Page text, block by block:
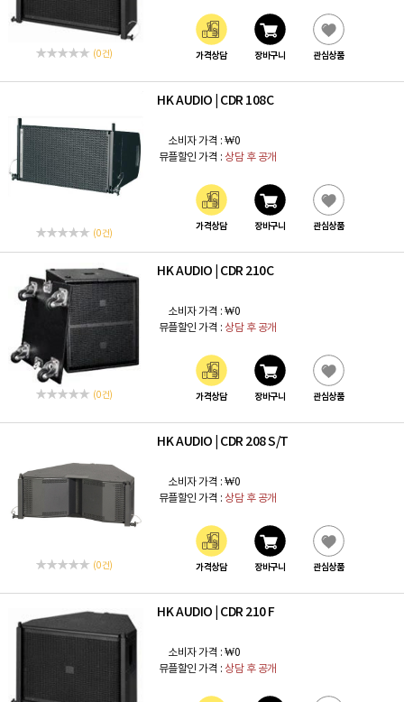
(0 건) 가격상담 장바구니 관심상품
(0 건)
HK AUDIO CDR 108C
소비자 가격 : ₩0
뮤플할인 가격 : 상담 후 공개
가격상담 장바구니 관심상품
(0 건)
HK AUDIO CDR 210C
소비자 가격 : ₩0
뮤플할인 가격 : 상담 후 공개
가격상담 장바구니 관심상품
(0 건)
HK AUDIO CDR 208 S/T
소비자 가격 : ₩0
뮤플할인 가격 : 상담 후 공개
가격상담 장바구니 관심상품
HK AUDIO CDR 210 F
소비자 가격 : ₩0
뮤플할인 가격 : 상담 후 공개